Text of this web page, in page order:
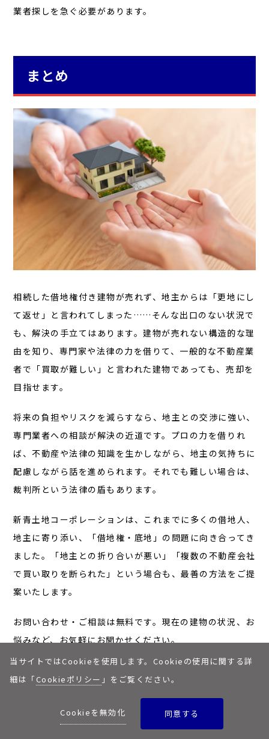
業者探しを急ぐ必要があります。
まとめ
相続した借地権付き建物が売れず、地主からは「更地にし
て返せ」と言われてしまった……そんな出口のない状況で
も、解決の手立てはあります。建物が売れない構造的な理
由を知り、専門家や法律の力を借りて、一般的な不動産業
者で「買取が難しい」と言われた建物であっても、売却を
目指せます。
将来の負担やリスクを減らすなら、地主との交渉に強い、
専門業者への相談が解決の近道です。プロの力を借りれ
ば、不動産や法律の知識を生かしながら、地主の気持ちに
配慮しながら話を進められます。それでも難しい場合は、
裁判所という法律の盾もあります。
新青土地コーポレーションは、これまでに多くの借地人、
地主に寄り添い、「借地権・底地」の問題に向き合ってき
ました。「地主との折り合いが悪い」「複数の不動産会社
で買い取りを断られた」という場合も、最善の方法をご提
案いたします。
お問い合わせ・ご相談は無料です。現在の建物の状況、お
悩みなど、お気軽にお聞かせください。
お問い合わせ
当サイトではCookieを使用します。Cookieの使用に関する詳
細は「Cookieポリシー 」をご覧ください。
Cookieを無効化 同意する